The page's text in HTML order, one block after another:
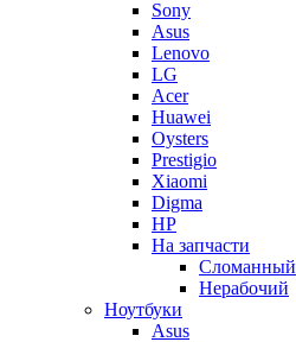
Sony
Asus
Lenovo
LG
Acer
Huawei
Oysters
Prestigio
Xiaomi
Digma
HP
На запчасти
Сломанный
Нерабочий
Ноутбуки
Asus